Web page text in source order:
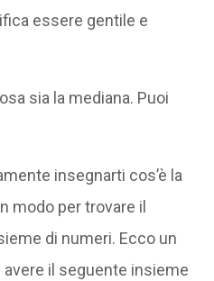
essere gentile e
sia la mediana. Puoi
insegnarti cos’è la
modo per trovare il
di numeri. Ecco un
il seguente insieme